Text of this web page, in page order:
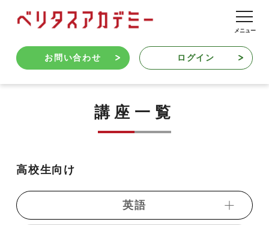
お問い合わせ ログイン
講座一覧
高校生向け
英語